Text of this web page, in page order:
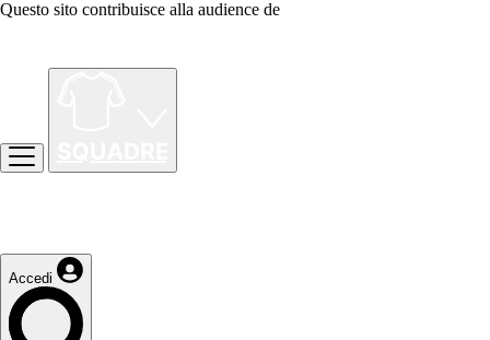
Questo sito contribuisce alla audience de
Accedi